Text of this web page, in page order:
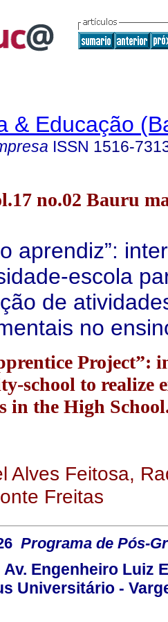
& Educação
ISSN 1516-
no.02 Bauru
aprendiz”:
escola
de
no
Project”:
school to realize
in the High
Alves Feitosa,
Freitas
Programa de Pós-
Av. Engenheiro Luiz
Universitário -